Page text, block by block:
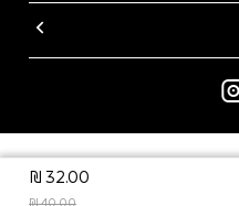
32.00 ₪
40.00 ₪